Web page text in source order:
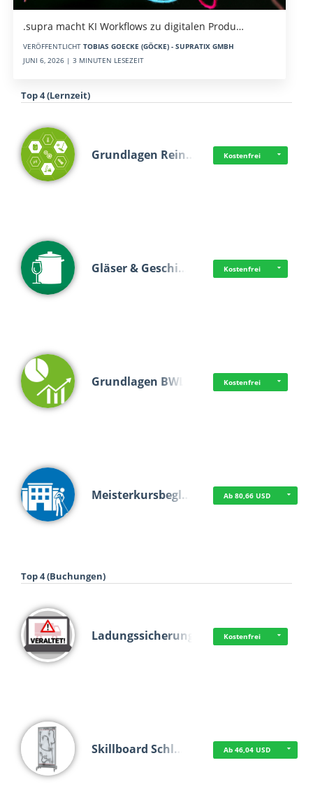
.supra macht KI Workflows zu digitalen Produ…
VERÖFFENTLICHT TOBIAS GOECKE (GÖCKE) - SUPRATIX GMBH
JUNI 6, 2026 | 3 MINUTEN LESEZEIT
Top 4 (Lernzeit)
Grundlagen Rein… Kostenfrei
Gläser & Geschi… Kostenfrei
Grundlagen BWL Kostenfrei
Meisterkursbegl… Ab 80,66 USD
Top 4 (Buchungen)
Ladungssicherung Kostenfrei
Skillboard Schl… Ab 46,04 USD